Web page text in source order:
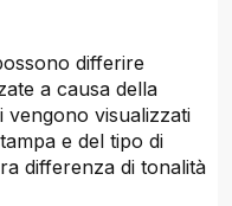
differire
a causa della
visualizzati
e del tipo di
differenza di tonalità